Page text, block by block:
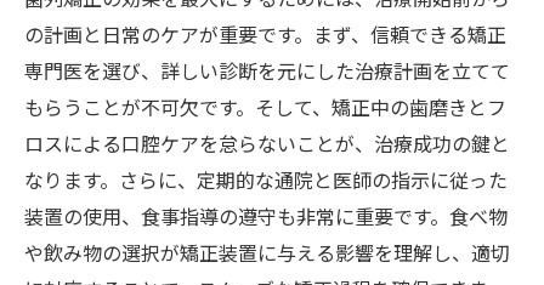
の計画と日常のケアが重要です。まず、信頼できる矯正
専門医を選び、詳しい診断を元にした治療計画を立てて
もらうことが不可欠です。そして、矯正中の歯磨きとフ
ロスによる口腔ケアを怠らないことが、治療成功の鍵と
なります。さらに、定期的な通院と医師の指示に従った
装置の使用、食事指導の遵守も非常に重要です。食べ物
や飲み物の選択が矯正装置に与える影響を理解し、適切